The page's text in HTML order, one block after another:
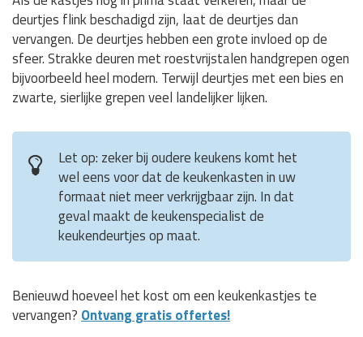
deurtjes flink beschadigd zijn, laat de deurtjes dan
vervangen. De deurtjes hebben een grote invloed op de
sfeer. Strakke deuren met roestvrijstalen handgrepen ogen
bijvoorbeeld heel modern. Terwijl deurtjes met een bies en
zwarte, sierlijke grepen veel landelijker lijken.
Let op: zeker bij oudere keukens komt het
wel eens voor dat de keukenkasten in uw
formaat niet meer verkrijgbaar zijn. In dat
geval maakt de keukenspecialist de
keukendeurtjes op maat.
Benieuwd hoeveel het kost om een keukenkastjes te
vervangen? Ontvang gratis offertes!